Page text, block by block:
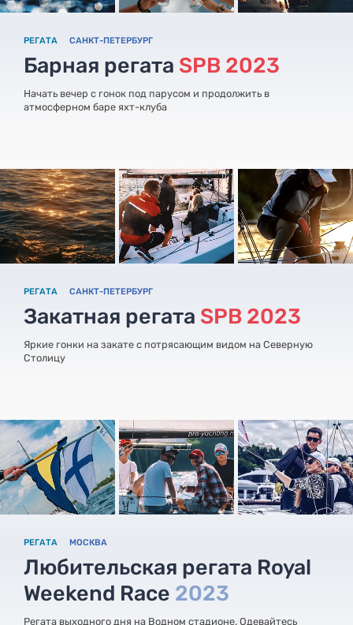
РЕГАТА САНКТ-ПЕТЕРБУРГ
Барная регата SPB 2023
Начать вечер с гонок под парусом и продолжить в
атмосферном баре яхт-клуба
РЕГАТА САНКТ-ПЕТЕРБУРГ
Закатная регата SPB 2023
Яркие гонки на закате с потрясающим видом на Северную
Столицу
РЕГАТА МОСКВА
Любительская регата Royal
Weekend Race 2023
Регата выходного дня на Водном стадионе. Одевайтесь